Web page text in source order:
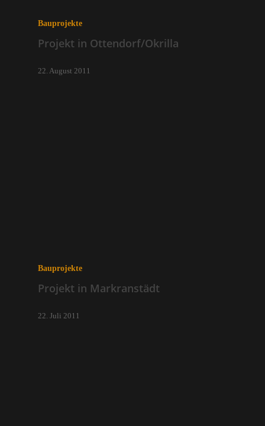
Bauprojekte
Projekt in Ottendorf/Okrilla
22. August 2011
Bauprojekte
Projekt in Markranstädt
22. Juli 2011